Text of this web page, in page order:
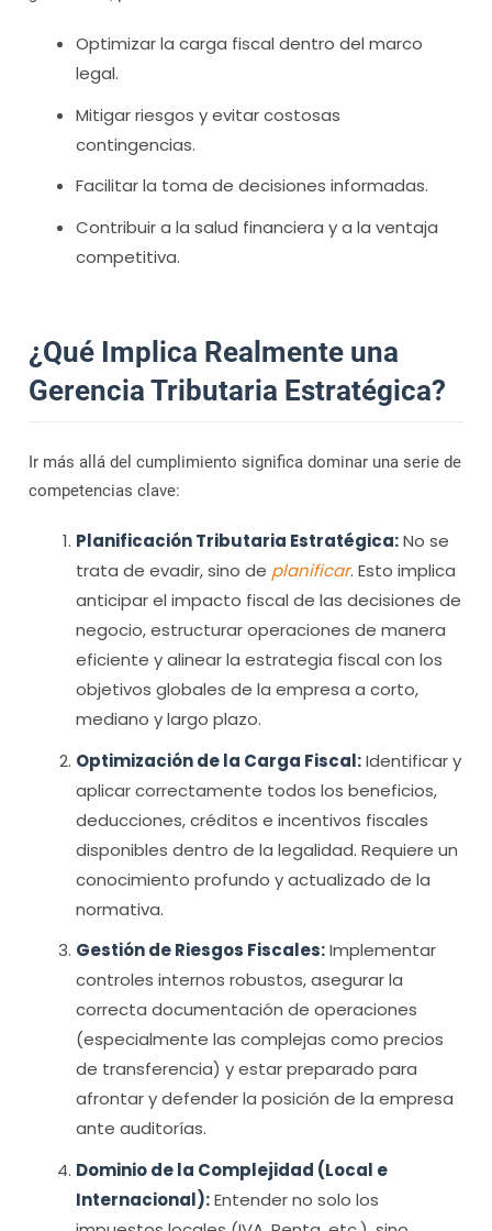
Optimizar la carga fiscal dentro del marco
legal.
Mitigar riesgos y evitar costosas
contingencias.
Facilitar la toma de decisiones informadas.
Contribuir a la salud financiera y a la ventaja
competitiva.
¿Qué Implica Realmente una
Gerencia Tributaria Estratégica?
Ir más allá del cumplimiento significa dominar una serie de
competencias clave:
Planificación Tributaria Estratégica:No se
trata de evadir, sino de planificar. Esto implica
anticipar el impacto fiscal de las decisiones de
negocio, estructurar operaciones de manera
eficiente y alinear la estrategia fiscal con los
objetivos globales de la empresa a corto,
mediano y largo plazo.
Optimización de la Carga Fiscal:Identificar y
aplicar correctamente todos los beneficios,
deducciones, créditos e incentivos fiscales
disponibles dentro de la legalidad. Requiere un
conocimiento profundo y actualizado de la
normativa.
Gestión de Riesgos Fiscales:Implementar
controles internos robustos, asegurar la
correcta documentación de operaciones
(especialmente las complejas como precios
de transferencia) y estar preparado para
afrontar y defender la posición de la empresa
ante auditorías.
Dominio de la Complejidad (Local e
Internacional):Entender no solo los